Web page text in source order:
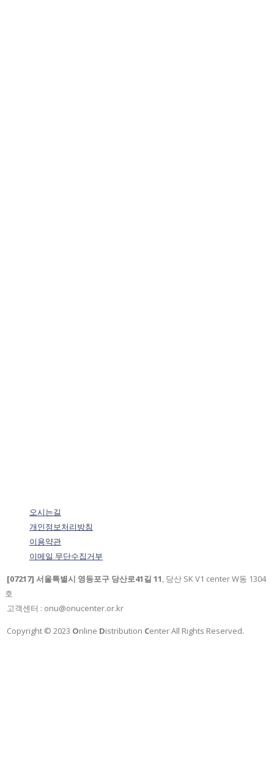
오시는길
개인정보처리방침
이용약관
이메일 무단수집거부
[07217] 서울특별시 영등포구 당산로41길 11, 당산 SK V1 center W동 1304
호
고객센터 : onu@onucenter.or.kr
Copyright © 2023 Online Distribution Center All Rights Reserved.